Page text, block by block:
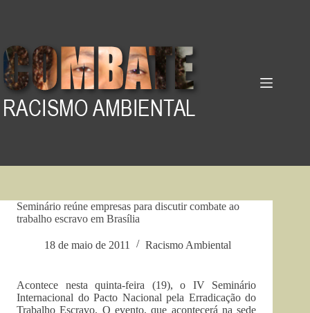
Seminário reúne empresas para discutir combate ao
trabalho escravo em Brasília
18 de maio de 2011 Racismo Ambiental
Acontece nesta quinta-feira (19), o IV Seminário
Internacional do Pacto Nacional pela Erradicação do
Trabalho Escravo. O evento, que acontecerá na sede